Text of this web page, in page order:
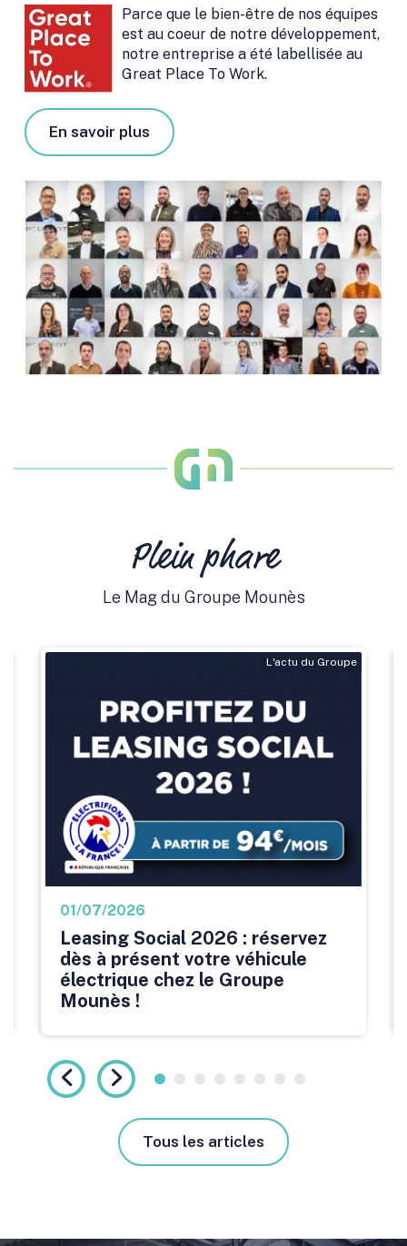
Parce que le bien-être de nos équipes
est au coeur de notre développement,
notre entreprise a été labellisée au
Great Place To Work.
En savoir plus
Plein phare
Le Mag du Groupe Mounès
L'actu du Groupe
01/07/2026
Leasing Social 2026 : réservez
dès à présent votre véhicule
électrique chez le Groupe
Mounès !
Tous les articles